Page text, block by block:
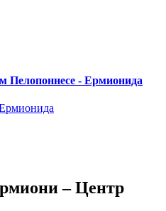
Пелопоннесе - Ермионида
– Центр